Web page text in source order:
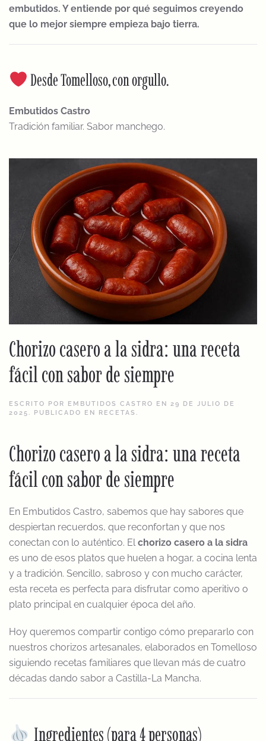
embutidos. Y entiende por qué seguimos creyendo
que lo mejor siempre empieza bajo tierra.
Desde Tomelloso, con orgullo.
Embutidos Castro
Tradición familiar. Sabor manchego.
Chorizo casero a la sidra: una receta
fácil con sabor de siempre
ESCRITO POR EMBUTIDOS CASTRO EN 29 DE JULIO DE
2025
. PUBLICADO EN RECETAS
Chorizo casero a la sidra: una receta
fácil con sabor de siempre
En Embutidos Castro, sabemos que hay sabores que
despiertan recuerdos, que reconfortan y que nos
conectan con lo auténtico. El chorizo casero a la sidra
es uno de esos platos que huelen a hogar, a cocina lenta
y a tradición. Sencillo, sabroso y con mucho carácter,
esta receta es perfecta para disfrutar como aperitivo o
plato principal en cualquier época del año.
Hoy queremos compartir contigo cómo prepararlo con
nuestros chorizos artesanales, elaborados en Tomelloso
siguiendo recetas familiares que llevan más de cuatro
décadas dando sabor a Castilla-La Mancha.
Ingredientes (para 4 personas)